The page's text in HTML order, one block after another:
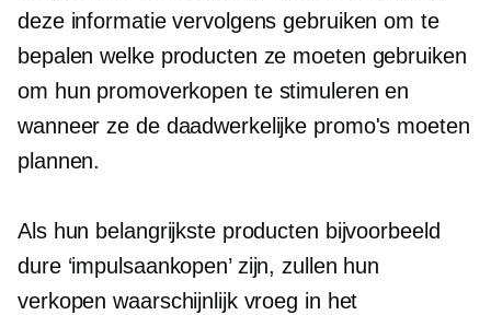
deze informatie vervolgens gebruiken om te
bepalen welke producten ze moeten gebruiken
om hun promoverkopen te stimuleren en
wanneer ze de daadwerkelijke promo's moeten
plannen.
Als hun belangrijkste producten bijvoorbeeld
dure ‘impulsaankopen’ zijn, zullen hun
verkopen waarschijnlijk vroeg in het